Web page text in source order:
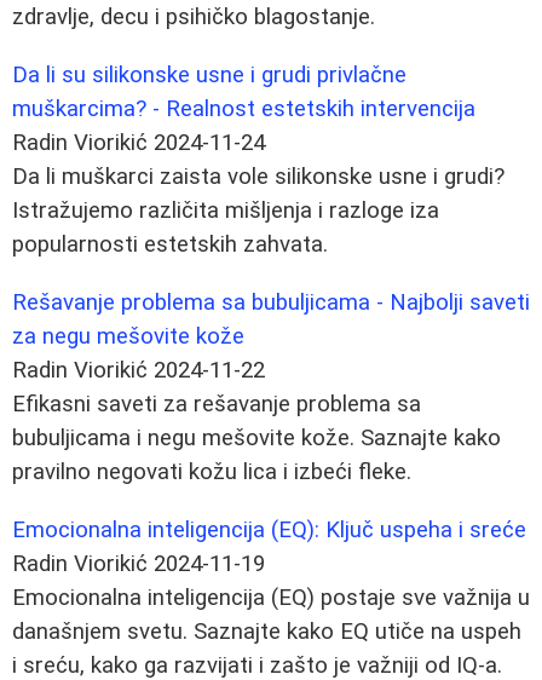
zdravlje, decu i psihičko blagostanje.
Da li su silikonske usne i grudi privlačne
muškarcima? - Realnost estetskih intervencija
Radin Viorikić 2024-11-24
Da li muškarci zaista vole silikonske usne i grudi?
Istražujemo različita mišljenja i razloge iza
popularnosti estetskih zahvata.
Rešavanje problema sa bubuljicama - Najbolji saveti
za negu mešovite kože
Radin Viorikić 2024-11-22
Efikasni saveti za rešavanje problema sa
bubuljicama i negu mešovite kože. Saznajte kako
pravilno negovati kožu lica i izbeći fleke.
Emocionalna inteligencija (EQ): Ključ uspeha i sreće
Radin Viorikić 2024-11-19
Emocionalna inteligencija (EQ) postaje sve važnija u
današnjem svetu. Saznajte kako EQ utiče na uspeh
i sreću, kako ga razvijati i zašto je važniji od IQ-a.